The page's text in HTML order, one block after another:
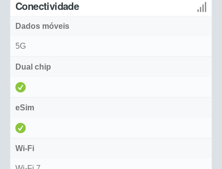
Conectividade
Dados móveis
5G
Dual chip
eSim
Wi-Fi